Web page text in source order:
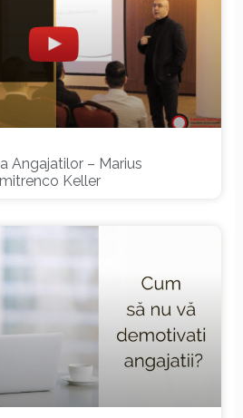
Angajatilor – Marius
Keller